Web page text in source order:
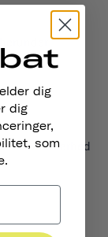
for åndbarhed
dig
dig
som